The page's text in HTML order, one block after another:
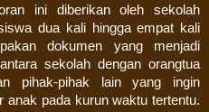
ini diberikan oleh sekolah
dua kali hingga empat kali
dokumen yang menjadi
sekolah dengan orangtua
pihak-pihak lain yang ingin
anak pada kurun waktu tertentu.